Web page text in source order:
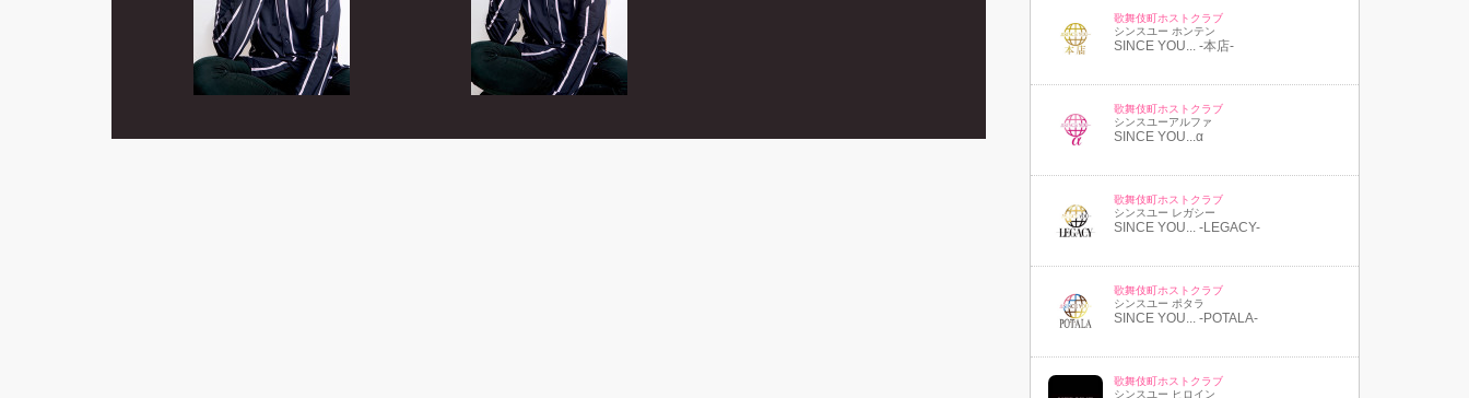
歌舞伎町ホストクラブ
シンスユー ホンテン
SINCE YOU... -本店-
歌舞伎町ホストクラブ
シンスユーアルファ
SINCE YOU...α
歌舞伎町ホストクラブ
シンスユー レガシー
SINCE YOU... -LEGACY-
歌舞伎町ホストクラブ
シンスユー ポタラ
SINCE YOU... -POTALA-
歌舞伎町ホストクラブ
シンスユー ヒロイン